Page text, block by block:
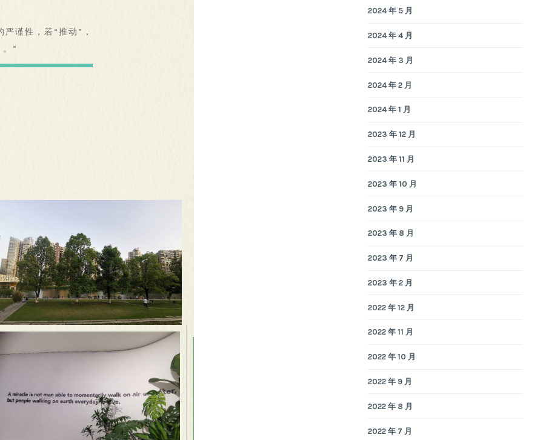
谨性，若“推动”，
”
2024 年 5 月
2024 年 4 月
2024 年 3 月
2024 年 2 月
2024 年 1 月
2023 年 12 月
2023 年 11 月
2023 年 10 月
2023 年 9 月
2023 年 8 月
2023 年 7 月
2023 年 2 月
2022 年 12 月
2022 年 11 月
2022 年 10 月
2022 年 9 月
2022 年 8 月
2022 年 7 月